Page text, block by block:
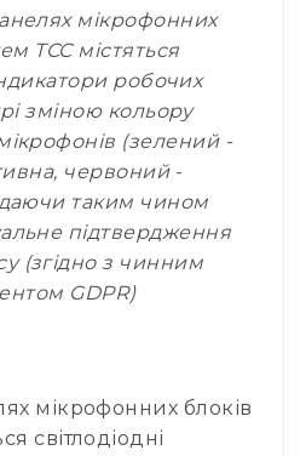
Генератори
Генератори
вогню
Генератори
мильних
бульбашок
Рідина
для
генераторів
DMX
контролери
мікрофонних
TCC містяться
робочих
зміною кольору
(зелений -
червоний -
таким чином
підтвердження
(згідно з чинним
GDPR)
мікрофонних блоків
світлодіодні